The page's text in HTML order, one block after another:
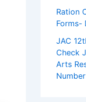
Ration
Forms-
JAC
Check
Arts